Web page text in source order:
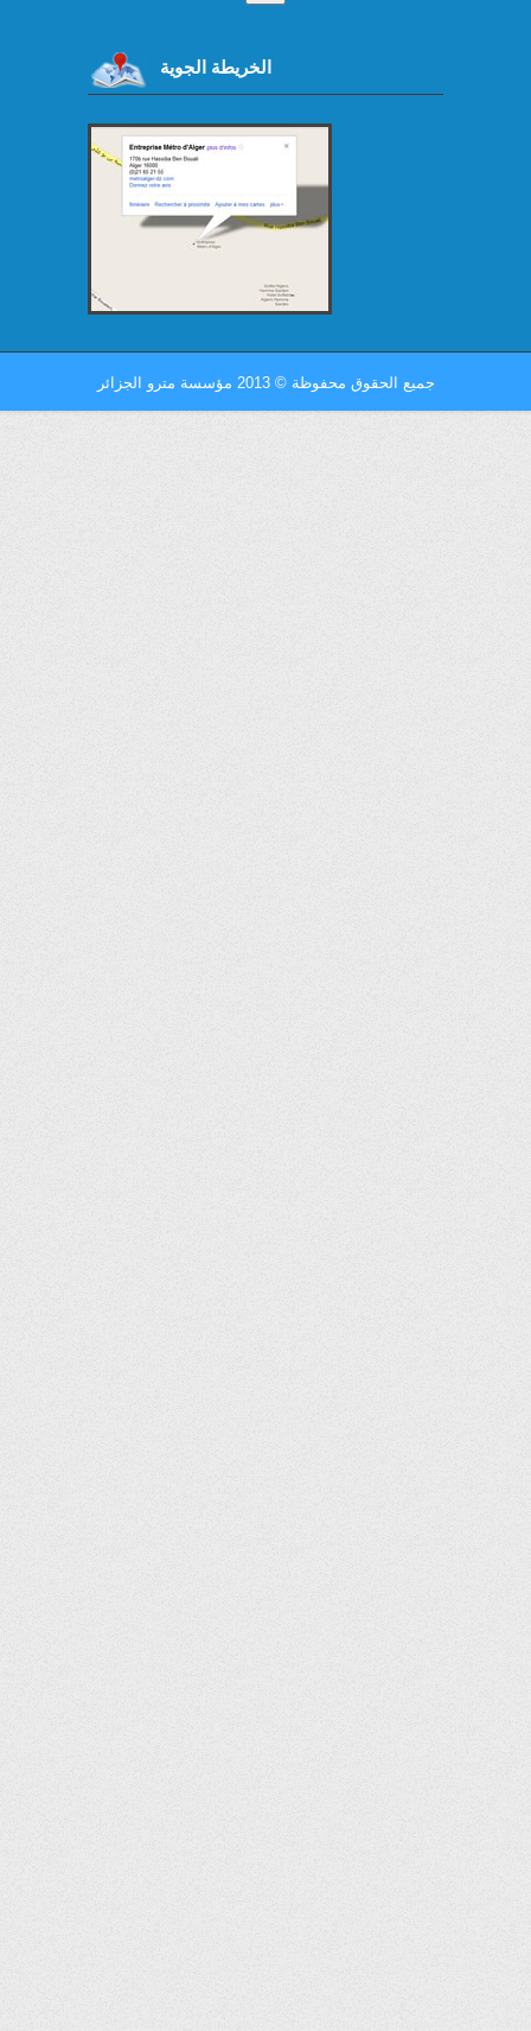
الخريطة الجوية
جميع الحقوق محفوظة© 2013 مؤسسة مترو الجزائر